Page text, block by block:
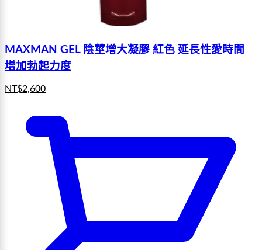
MAXMAN GEL 陰莖增大凝膠 紅色 延長性愛時間
增加勃起力度
NT$2,600